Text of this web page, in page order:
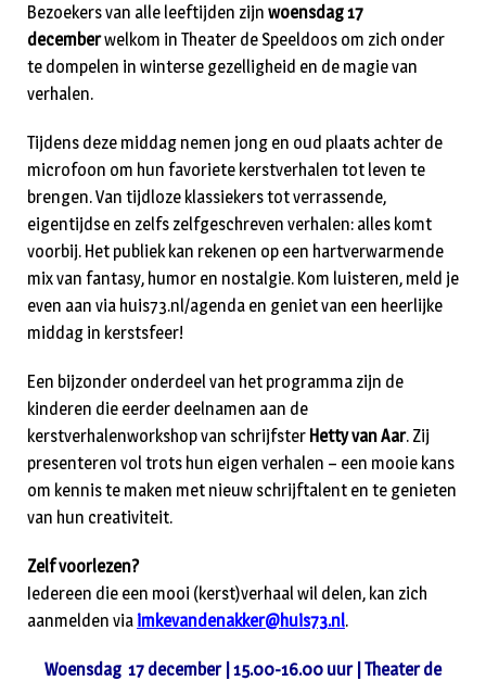
Bezoekers van alle leeftijden zijn woensdag 17
decemberwelkom in Theater de Speeldoos om zich onder
te dompelen in winterse gezelligheid en de magie van
verhalen.
Tijdens deze middag nemen jong en oud plaats achter de
microfoon om hun favoriete kerstverhalen tot leven te
brengen. Van tijdloze klassiekers tot verrassende,
eigentijdse en zelfs zelfgeschreven verhalen: alles komt
voorbij. Het publiek kan rekenen op een hartverwarmende
mix van fantasy, humor en nostalgie. Kom luisteren, meld je
even aan via huis73.nl/agenda en geniet van een heerlijke
middag in kerstsfeer!
Een bijzonder onderdeel van het programma zijn de
kinderen die eerder deelnamen aan de
kerstverhalenworkshop van schrijfster Hetty van Aar. Zij
presenteren vol trots hun eigen verhalen – een mooie kans
om kennis te maken met nieuw schrijftalent en te genieten
van hun creativiteit.
Zelf voorlezen?
Iedereen die een mooi (kerst)verhaal wil delen, kan zich
aanmelden via imkevandenakker@huis73.nl.
Woensdag 17 december | 15.00-16.00 uur | Theater de